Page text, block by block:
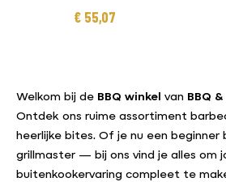
€ 55,07
Welkom bij de BBQ winkel van BBQ
Ontdek ons ruime assortiment
heerlijke bites. Of je nu een
grillmaster — bij ons vind je alles om
buitenkookervaring compleet te